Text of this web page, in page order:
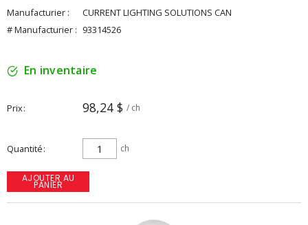
Manufacturier :
CURRENT LIGHTING SOLUTIONS CAN
# Manufacturier : 93314526
En inventaire
Prix 98,24 $ / ch
Quantité ch
AJOUTER AU
PANIER